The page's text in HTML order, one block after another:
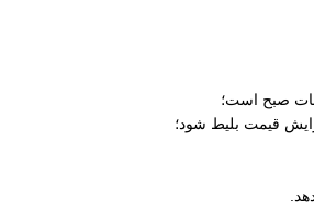
صبح است؛
قیمت بلیط شود؛